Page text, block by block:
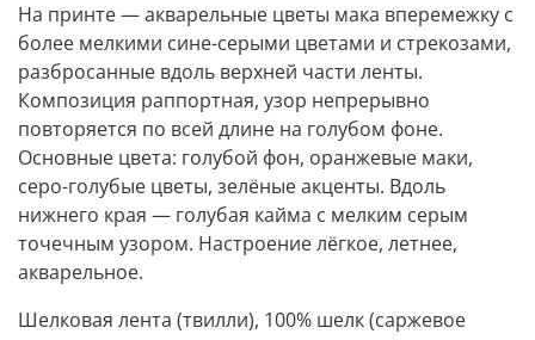
На принте — акварельные цветы мака вперемежку с
более мелкими сине-серыми цветами и стрекозами,
разбросанные вдоль верхней части ленты.
Композиция раппортная, узор непрерывно
повторяется по всей длине на голубом фоне.
Основные цвета: голубой фон, оранжевые маки,
серо-голубые цветы, зелёные акценты. Вдоль
нижнего края — голубая кайма с мелким серым
точечным узором. Настроение лёгкое, летнее,
акварельное.
Шелковая лента (твилли), 100% шелк (саржевое